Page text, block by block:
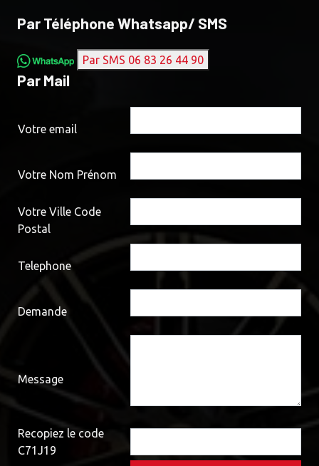
Par Téléphone Whatsapp/ SMS
Par SMS 06 83 26 44 90
Par Mail
Votre email
Votre Nom Prénom
Votre Ville Code
Postal
Telephone
Demande
Message
Recopiez le code
C71J19